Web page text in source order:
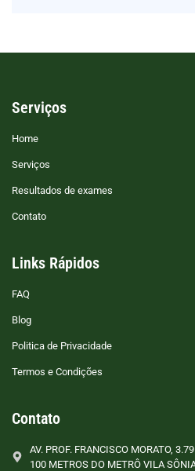
Serviços
Home
Serviços
Resultados de exames
Contato
Links Rápidos
FAQ
Blog
Politica de Privacidade
Termos e Condições
Contato
AV. PROF. FRANCISCO MORATO,
100 METROS DO METRÔ VILA